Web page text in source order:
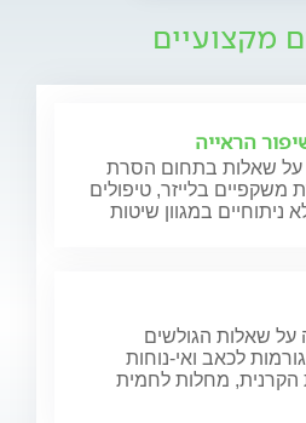
מקצועיים
הראייה
על שאלות בתחום הסרת
משקפיים בלייזר, טיפולים
על שאלות הגולשים
לכאב ואי-נוחות
הקרנית, מחלות לחמית